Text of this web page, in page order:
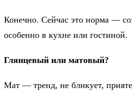
Конечно. Сейчас это норма —
особенно в кухне или гостиной.
Глянцевый или матовый?
Мат — тренд, не бликует,